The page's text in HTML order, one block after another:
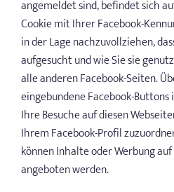
angemeldet sind, befindet sich
Cookie mit Ihrer Facebook-
in der Lage nachzuvollziehen,
aufgesucht und wie Sie sie
alle anderen Facebook-Seiten.
eingebundene Facebook-
Ihre Besuche auf diesen
Ihrem Facebook-Profil
können Inhalte oder Werbung
angeboten werden.